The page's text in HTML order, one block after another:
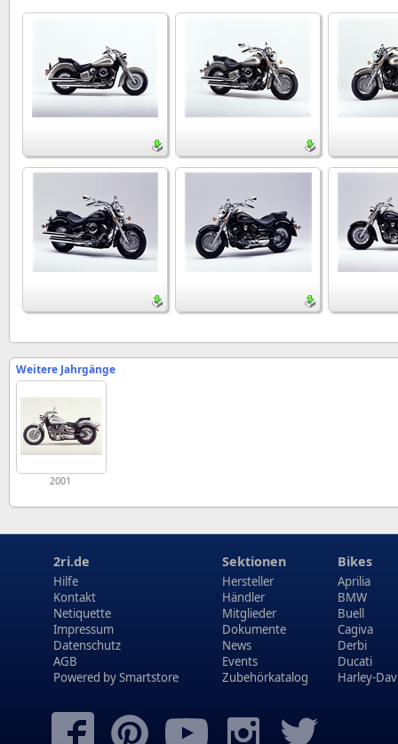
Weitere Jahrgänge
2001
2ri.de
Hilfe
Kontakt
Netiquette
Impressum
Datenschutz
AGB
Powered bySmartstore
Sektionen
Hersteller
Händler
Mitglieder
Dokumente
News
Events
Zubehörkatalog
Bikes
Aprilia
BMW
Buell
Cagiva
Derbi
Ducati
Harley-